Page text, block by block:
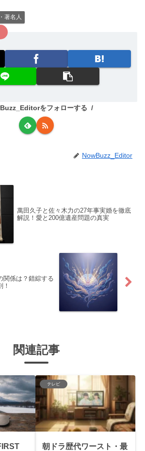
著名人
をフォローする
NowBuzz_Editor
萬田久子と佐々木力の27年事実婚を徹底
解説！愛と200億遺産問題の真実
関係は？錯綜する
！
関連記事
テレビ
朝ドラ歴代ワースト・最